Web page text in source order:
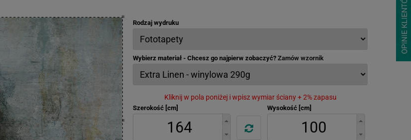
Rodzaj wydruku
Wybierz materiał - Chcesz go najpierw zobaczyć? Zamów wzornik
Kliknij w pola poniżej i wpisz wymiar ściany + 2% zapasu
Szerokość [cm] Wysokość [cm]